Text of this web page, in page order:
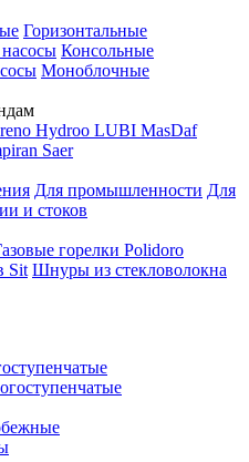
Горизонтальные
Консольные
Моноблочные
Hydroo LUBI MasDaf
Saer
Для промышленности Для
и стоков
горелки Polidoro
Sit Шнуры из стекловолокна